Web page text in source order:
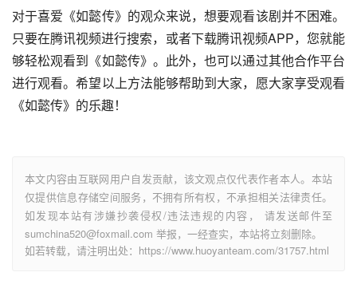
对于喜爱《如懿传》的观众来说，想要观看该剧并不困难。
只要在腾讯视频进行搜索，或者下载腾讯视频APP，您就能
够轻松观看到《如懿传》。此外，也可以通过其他合作平台
进行观看。希望以上方法能够帮助到大家，愿大家享受观看
《如懿传》的乐趣！
本文内容由互联网用户自发贡献，该文观点仅代表作者本人。本站
仅提供信息存储空间服务，不拥有所有权，不承担相关法律责任。
如发现本站有涉嫌抄袭侵权/违法违规的内容， 请发送邮件至
sumchina520@foxmail.com 举报，一经查实，本站将立刻删除。
如若转载，请注明出处：https://www.huoyanteam.com/31757.html